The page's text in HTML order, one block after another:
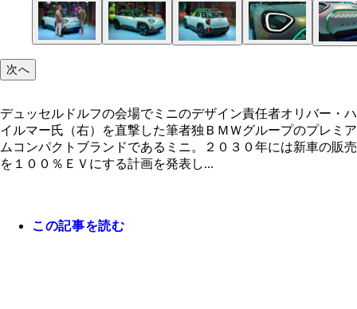
次へ
デュッセルドルフの会場でミニのデザイン責任者オリバー・ハ
イルマー氏（右）を直撃した筆者独ＢＭＷグループのプレミア
ムコンパクトブランドであるミニ。２０３０年には新車の販売
を１００％ＥＶにする計画を発表し...
この記事を読む